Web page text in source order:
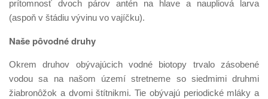
prítomnosť dvoch párov antén na hlave a naupliová larva
(aspoň v štádiu vývinu vo vajíčku).
Naše pôvodné druhy
Okrem druhov obývajúcich vodné biotopy trvalo zásobené
vodou sa na našom území stretneme so siedmimi druhmi
žiabronôžok a dvomi štítnikmi. Tie obývajú periodické mláky a